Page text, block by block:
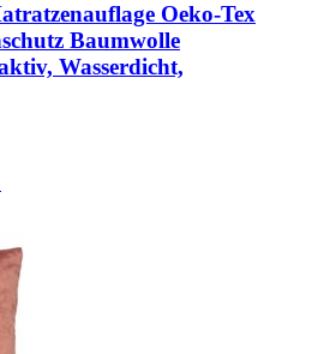
Oeko-Tex
Baumwolle
Wasserdicht,